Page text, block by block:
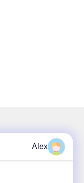
Alex